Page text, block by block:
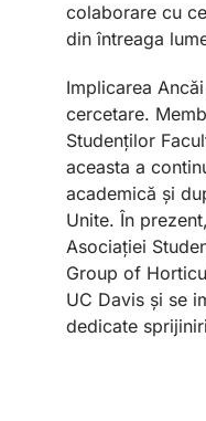
colaborare cu
din întreaga
Implicarea
cercetare.
Studenților
aceasta a
academică și
Unite. În
Asociației
Group of
UC Davis și se
dedicate